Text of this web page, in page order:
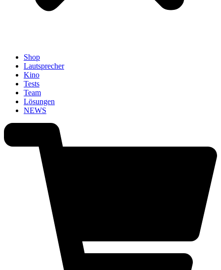
Shop
Lautsprecher
Kino
Tests
Team
Lösungen
NEWS